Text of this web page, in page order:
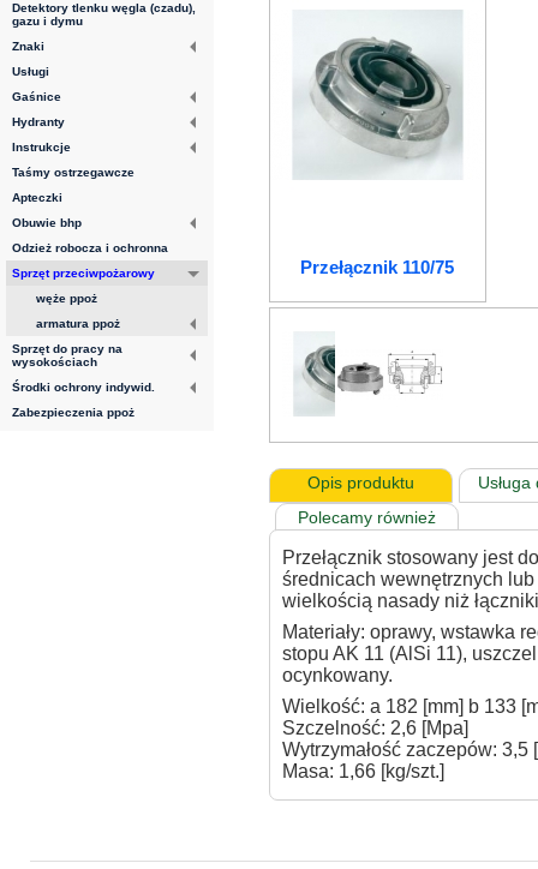
Detektory tlenku węgla (czadu),
gazu i dymu
Znaki
Usługi
Gaśnice
Hydranty
Instrukcje
Taśmy ostrzegawcze
Apteczki
Obuwie bhp
Odzież robocza i ochronna
Sprzęt przeciwpożarowy
węże ppoż
armatura ppoż
Sprzęt do pracy na
wysokościach
Środki ochrony indywid.
Zabezpieczenia ppoż
Przełącznik 110/75
Opis produktu
Polecamy również
Przełącznik stosowany jest
średnicach wewnętrznych
wielkością nasady niż
Materiały: oprawy, wstawka
stopu AK 11 (AlSi 11),
ocynkowany.
Wielkość: a 182 [mm] b 133
Szczelność: 2,6 [Mpa]
Wytrzymałość zaczepów: 3,5
Masa: 1,66 [kg/szt.]